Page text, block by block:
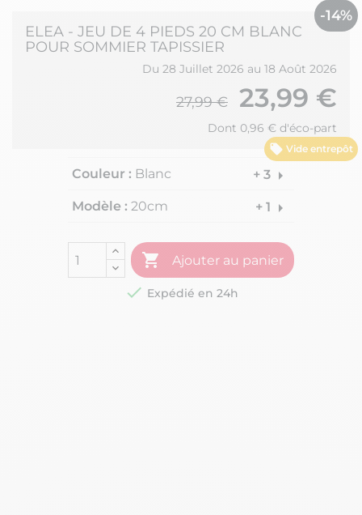
Vide entrepôt
-14%
ELEA - JEU DE 4 PIEDS 20 CM BLANC
POUR SOMMIER TAPISSIER
Du 28 Juillet 2026 au 18 Août 2026
27,99 € 23,99 €
Dont 0,96 € d'éco-part
Couleur : Blanc + 3 arrow_right
Modèle : 20cm + 1 arrow_right
 Ajouter au panier
 Expédié en 24h